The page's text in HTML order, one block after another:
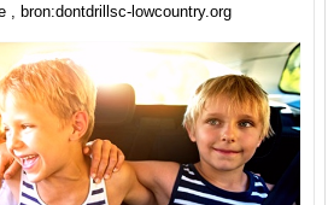
, bron:dontdrillsc-lowcountry.org